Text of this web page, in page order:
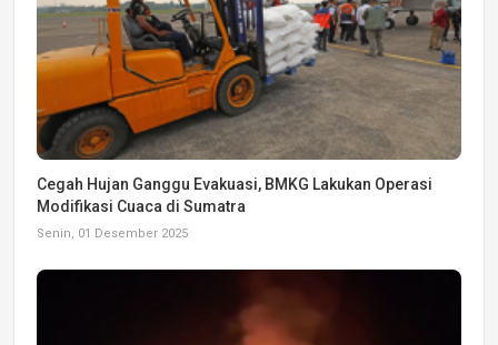
Cegah Hujan Ganggu Evakuasi, BMKG Lakukan Operasi
Modifikasi Cuaca di Sumatra
Senin, 01 Desember 2025